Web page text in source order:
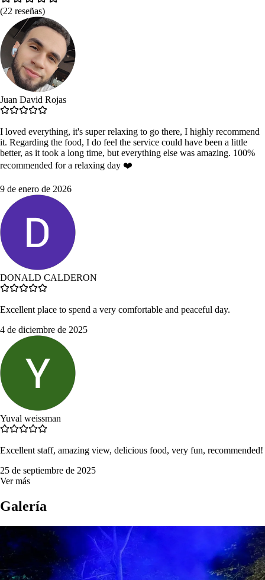
(22 reseñas)
Juan David Rojas
I loved everything, it's super relaxing to go there, I highly recommend
it. Regarding the food, I do feel the service could have been a little
better, as it took a long time, but everything else was amazing. 100%
recommended for a relaxing day ❤️
9 de enero de 2026
DONALD CALDERON
Excellent place to spend a very comfortable and peaceful day.
4 de diciembre de 2025
Yuval weissman
Excellent staff, amazing view, delicious food, very fun, recommended!
25 de septiembre de 2025
Ver más
Galería